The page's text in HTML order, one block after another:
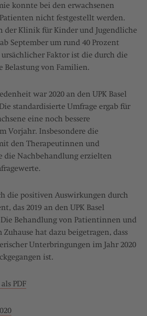
konnte bei den erwachsenen
nicht festgestellt werden.
der Klinik für Kinder und Jugendliche
September um rund 40 Prozent
Faktor ist die durch die
Belastung von Familien.
war 2020 an den UPK Basel
standardisierte Umfrage ergab für
eine noch bessere
Vorjahr. Insbesondere die
den Therapeutinnen und
die Nachbehandlung erzielten
die positiven Auswirkungen durch
das 2019 an den UPK Basel
Behandlung von Patientinnen und
hat dazu beigetragen, dass
Unterbringungen im Jahr 2020
ist.
PDF